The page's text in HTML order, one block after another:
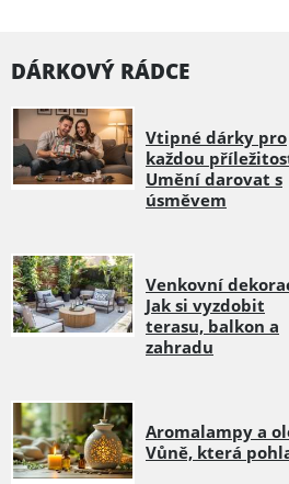
DÁRKOVÝ RÁDCE
Vtipné dárky pro
každou
Umění darovat s
úsměvem
Venkovní
Jak si vyzdobit
terasu, balkon a
zahradu
Aromalampy a
Vůně, která